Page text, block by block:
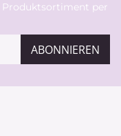
per
ABONNIEREN